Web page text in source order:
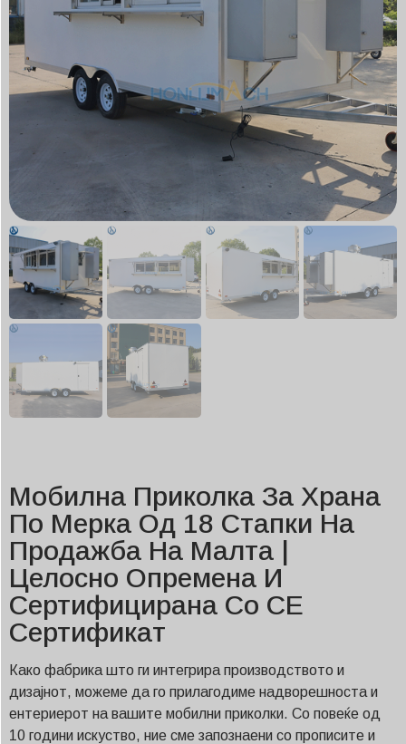
Мобилна Приколка За Храна
По Мерка Од 18 Стапки На
Продажба На Малта |
Целосно Опремена И
Сертифицирана Со CE
Сертификат
Како фабрика што ги интегрира производството и
дизајнот, можеме да го прилагодиме надворешноста и
ентериерот на вашите мобилни приколки. Со повеќе од
10 години искуство, ние сме запознаени со прописите и